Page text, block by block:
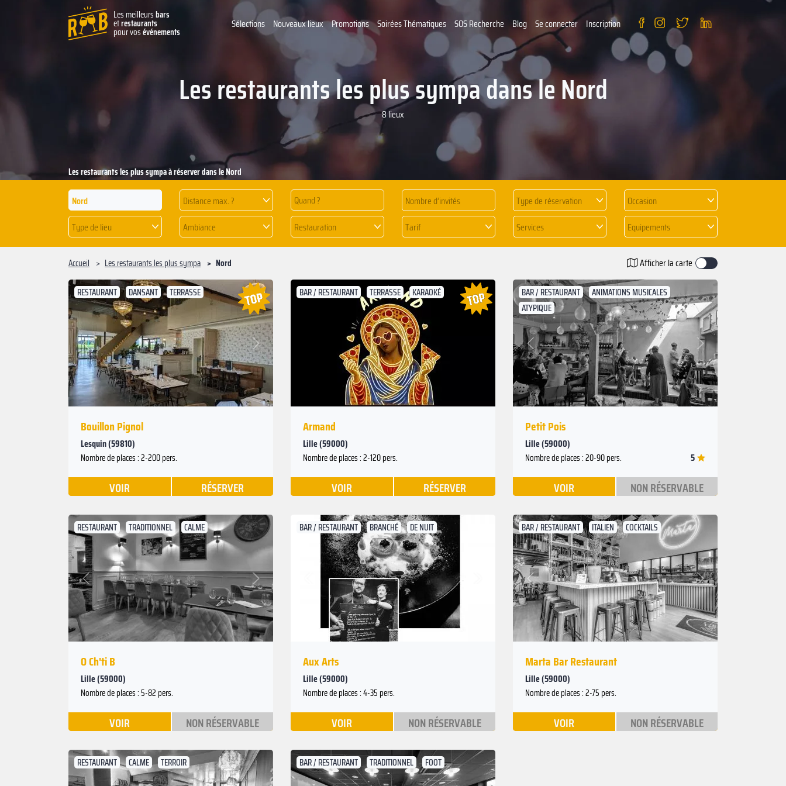
Les meilleursbars
etrestaurants
pour vosévénements
Sélections Nouveaux lieux Promotions Soirées Thématiques SOS Recherche Blog Se connecter Inscription
Les restaurants les plus sympa dans le Nord
8 lieux
Distance max. ? Quand ? Type de réservation
Occasion
Type de lieu
Ambiance Restauration Tarif Services Equipements
Les restaurants les plus sympa à réserver dans le Nord
Accueil Les restaurants les plus sympa Nord Afficher la carte
RESTAURANT DANSANT TERRASSE
Précédent
Suivant
Bouillon Pignol
Lesquin (59810)
Nombre de places : 2-200 pers.
VOIR RÉSERVER
BAR / RESTAURANT TERRASSE KARAOKÉ
Armand
Lille (59000)
Nombre de places : 2-120 pers.
VOIR RÉSERVER
BAR / RESTAURANT
ANIMATIONS MUSICALES
ATYPIQUE
Précédent
Suivant
Petit Pois
Lille (59000)
Nombre de places : 20-90 pers. 5
VOIR NON RÉSERVABLE
RESTAURANT TRADITIONNEL CALME
Précédent
Suivant
O Ch'ti B
Lille (59000)
Nombre de places : 5-82 pers.
VOIR NON RÉSERVABLE
BAR / RESTAURANT BRANCHÉ DE NUIT
Précédent
Suivant
Aux Arts
Lille (59000)
Nombre de places : 4-35 pers.
VOIR NON RÉSERVABLE
BAR / RESTAURANT ITALIEN COCKTAILS
Précédent
Suivant
Marta Bar Restaurant
Lille (59000)
Nombre de places : 2-75 pers.
VOIR NON RÉSERVABLE
RESTAURANT CALME TERROIR BAR / RESTAURANT TRADITIONNEL FOOT